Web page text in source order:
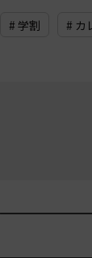
# 学割 # カ